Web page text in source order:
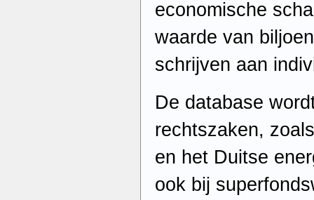
economische
waarde van
schrijven aan
De database
rechtszaken,
en het Duitse
ook bij